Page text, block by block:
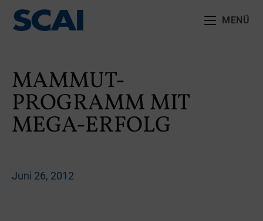
MENÜ
MAMMUT-
PROGRAMM MIT
MEGA-ERFOLG
Juni 26, 2012